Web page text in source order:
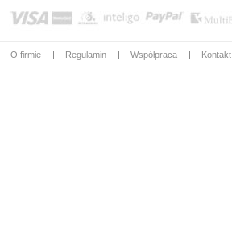
O firmie Regulamin Współpraca Kontakt